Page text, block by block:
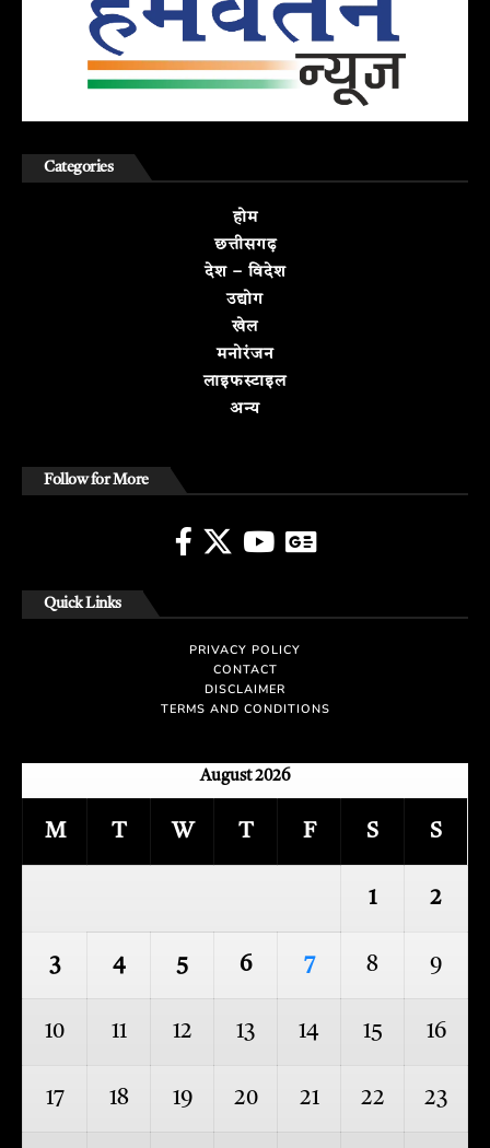
Categories
होम
छत्तीसगढ़
देश – विदेश
उद्योग
खेल
मनोरंजन
लाइफस्टाइल
अन्य
Follow for More
Quick Links
PRIVACY POLICY
CONTACT
DISCLAIMER
TERMS AND CONDITIONS
August 2026
M T W T F S S
1 2
3 4 5 6 7 8 9
10 11 12 13 14 15 16
17 18 19 20 21 22 23